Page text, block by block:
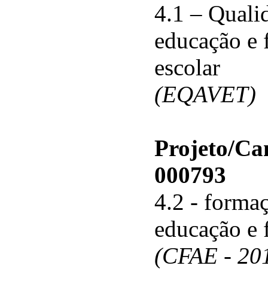
4.1 –
educação e
escolar
(EQAVET)
Projeto/
000793
4.2 -
educação e
(CFAE -